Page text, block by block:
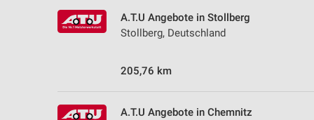
A.T.U Angebote in Stollberg
Stollberg, Deutschland
205,76 km
A.T.U Angebote in Chemnitz
Messung der Performance von Inhalten
Analyse von Zielgruppen durch Statistiken oder Kombinationen
Entwicklung und Verbesserung der Angebote
Verwendung reduzierter Daten zur Auswahl von Inhalten